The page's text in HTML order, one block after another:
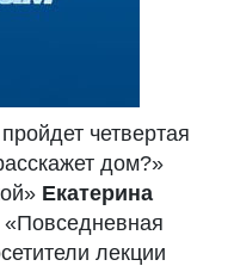
пройдет четвертая
дом?»
Екатерина
«Повседневная
лекции